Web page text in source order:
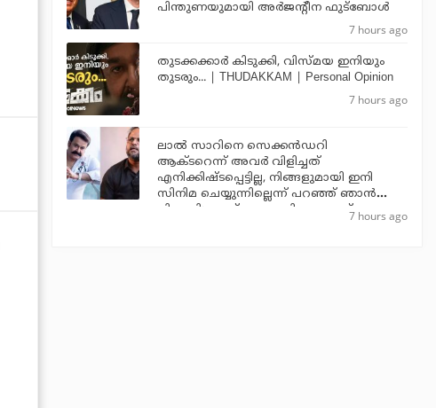
പിന്തുണയുമായി അര്‍ജന്റീന ഫുട്‌ബോള്‍
7 hours ago
തുടക്കക്കാര്‍ കിടുക്കി, വിസ്മയ ഇനിയും
തുടരും... | THUDAKKAM | Personal Opinion
7 hours ago
ലാല്‍ സാറിനെ സെക്കന്‍ഡറി
ആക്ടറെന്ന് അവര്‍ വിളിച്ചത്
എനിക്കിഷ്ടപ്പെട്ടില്ല, നിങ്ങളുമായി ഇനി
സിനിമ ചെയ്യുന്നില്ലെന്ന് പറഞ്ഞ് ഞാന്‍
പിന്മാറി: ജൂഡ് ആന്തണി ജോസഫ്7 hours ago